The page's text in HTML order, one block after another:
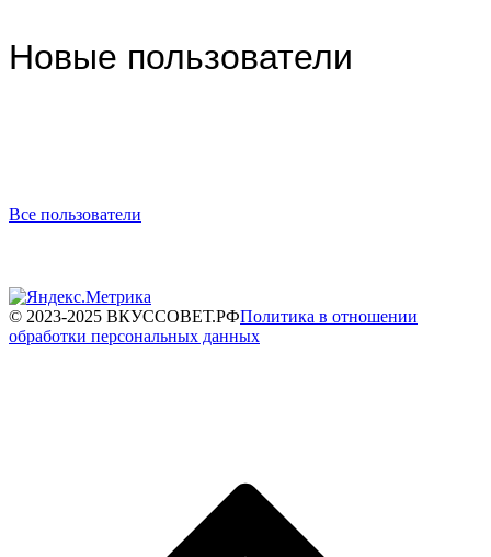
Новые пользователи
Все пользователи
© 2023-2025 ВКУССОВЕТ.РФПолитика в отношении
обработки персональных данных